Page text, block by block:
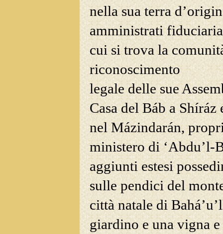
nella sua terra
amministrati
cui si trova la
riconoscimento
legale delle sue
Casa del Báb a Shíráz
nel Mázindarán,
ministero di ‘Abdu’l-
aggiunti estesi
sulle pendici del
città natale di
giardino e una vigna